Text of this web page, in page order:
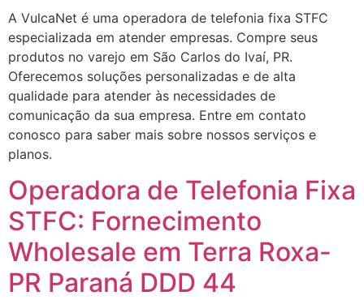
A VulcaNet é uma operadora de telefonia fixa STFC
especializada em atender empresas. Compre seus
produtos no varejo em São Carlos do Ivaí, PR.
Oferecemos soluções personalizadas e de alta
qualidade para atender às necessidades de
comunicação da sua empresa. Entre em contato
conosco para saber mais sobre nossos serviços e
planos.
Operadora de Telefonia Fixa
STFC: Fornecimento
Wholesale em Terra Roxa-
PR Paraná DDD 44